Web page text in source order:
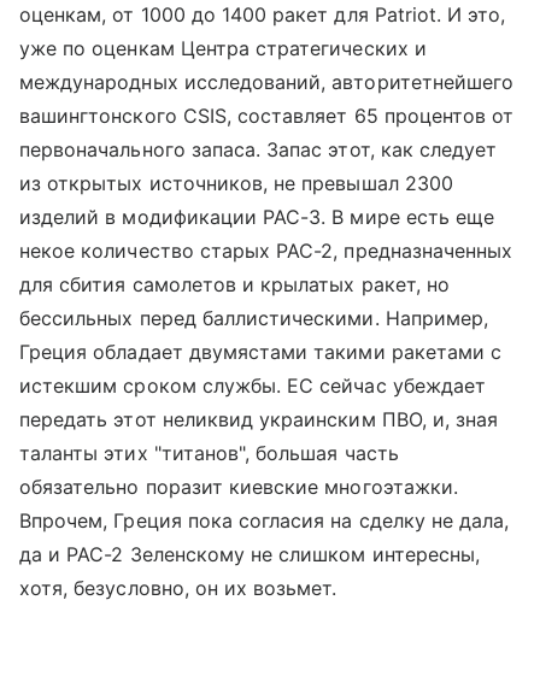
оценкам, от 1000 до 1400 ракет для Patriot. И это,
уже по оценкам Центра стратегических и
международных исследований, авторитетнейшего
вашингтонского CSIS, составляет 65 процентов от
первоначального запаса. Запас этот, как следует
из открытых источников, не превышал 2300
изделий в модификации PAC-3. В мире есть еще
некое количество старых PAC-2, предназначенных
для сбития самолетов и крылатых ракет, но
бессильных перед баллистическими. Например,
Греция обладает двумястами такими ракетами с
истекшим сроком службы. ЕС сейчас убеждает
передать этот неликвид украинским ПВО, и, зная
таланты этих "титанов", большая часть
обязательно поразит киевские многоэтажки.
Впрочем, Греция пока согласия на сделку не дала,
да и PAC-2 Зеленскому не слишком интересны,
хотя, безусловно, он их возьмет.